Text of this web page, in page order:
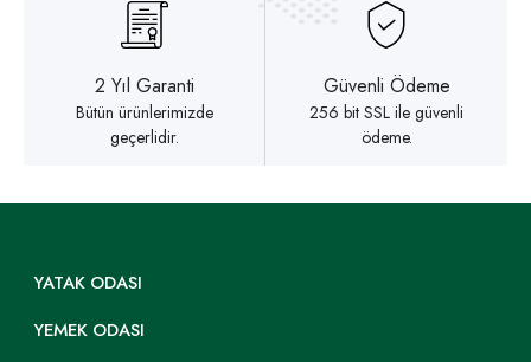
2 Yıl Garanti
Bütün ürünlerimizde
geçerlidir.
Güvenli Ödeme
256 bit SSL ile güvenli
ödeme.
YATAK ODASI
YEMEK ODASI